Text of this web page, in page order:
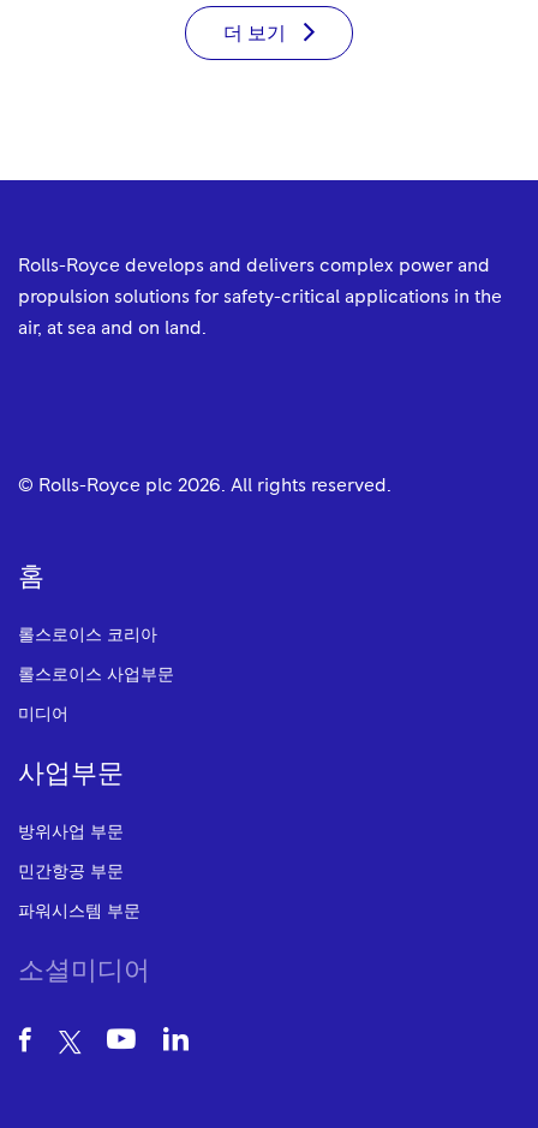
더 보기
Rolls-Royce develops and delivers complex power and
propulsion solutions for safety-critical applications in the
air, at sea and on land.
© Rolls-Royce plc 2026 . All rights reserved.
홈
롤스로이스 코리아
롤스로이스 사업부문
미디어
사업부문
방위사업 부문
민간항공 부문
파워시스템 부문
소셜미디어